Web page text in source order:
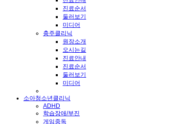
진료순서
둘러보기
미디어
충주클리닉
원장소개
오시는길
진료안내
진료순서
둘러보기
미디어
소아청소년클리닉
ADHD
학습장애/부진
게임중독